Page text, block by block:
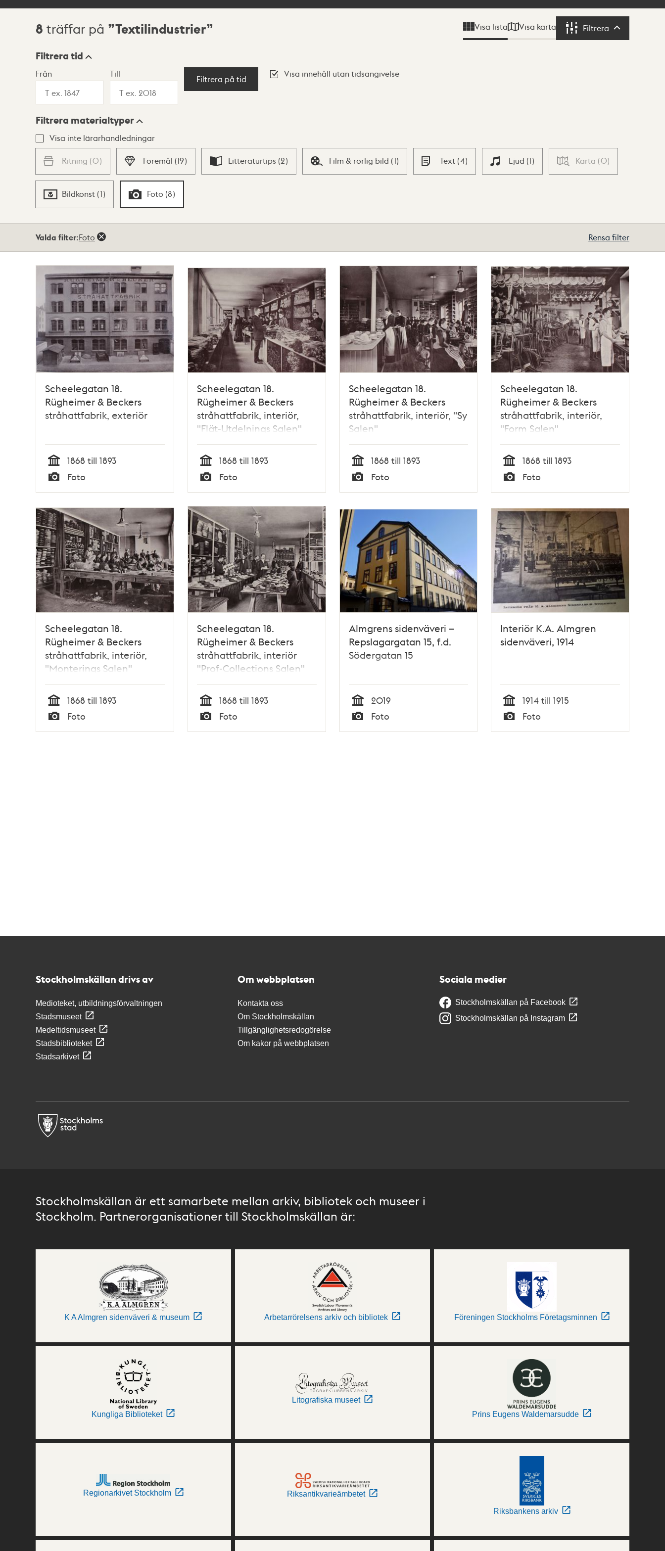
Sökresultat
8 träffar på Textilindustrier Visa lista Visa karta Filtrera Filtrera
Visningsläge
Lista Karta
Filtrera tid
Från Till
Filtrera på tid
Visa innehåll utan tidsangivelse
Filtrera materialtyper
Visa inte lärarhandledningar
Ritning (0) Föremål (19) Litteraturtips (2) Film & rörlig bild (1) Text (4) Ljud (1) Karta (0)
Bildkonst (1) Foto (8)
Valda filter:Foto Rensa filter
Scheelegatan 18.
Rügheimer & Beckers
stråhattfabrik, exteriör
Tid
1868 till 1893
Foto
Scheelegatan 18.
Rügheimer & Beckers
stråhattfabrik, interiör,
"Flät-Utdelnings Salen"
Tid
1868 till 1893
Foto
Scheelegatan 18.
Rügheimer & Beckers
stråhattfabrik, interiör, "Sy
Salen"
Tid
1868 till 1893
Foto
Scheelegatan 18.
Rügheimer & Beckers
stråhattfabrik, interiör,
"Form Salen"
Tid
1868 till 1893
Foto
Scheelegatan 18.
Rügheimer & Beckers
stråhattfabrik, interiör,
"Monterings Salen"
Tid
1868 till 1893
Typ
Foto
Scheelegatan 18.
Rügheimer & Beckers
stråhattfabrik, interiör
"Prof-Collections Salen"
Tid
1868 till 1893
Typ
Foto
Almgrens sidenväveri –
Repslagargatan 15, f.d.
Södergatan 15
Tid
2019
Typ
Foto
Interiör K.A. Almgren
sidenväveri, 1914
Tid
1914 till 1915
Typ
Foto
Stockholmskällan drivs av
Medioteket, utbildningsförvaltningen
Stadsmuseet
Medeltidsmuseet
Stadsbiblioteket
Stadsarkivet
Om webbplatsen
Kontakta oss
Om Stockholmskällan
Tillgänglighetsredogörelse
Om kakor på webbplatsen
Sociala medier
Stockholmskällan på Facebook
Stockholmskällan på Instagram
Stockholmskällan är ett samarbete mellan arkiv, bibliotek och museer i
Stockholm. Partnerorganisationer till Stockholmskällan är:
K A Almgren sidenväveri & museum Arbetarrörelsens arkiv och bibliotek Föreningen Stockholms Företagsminnen
Kungliga Biblioteket
Litografiska museet
Prins Eugens Waldemarsudde
Regionarkivet Stockholm Riksantikvarieämbetet
Riksbankens arkiv